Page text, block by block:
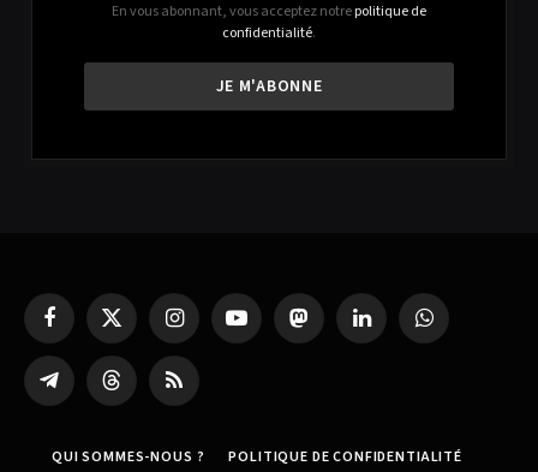
En vous abonnant, vous acceptez notrepolitique de
confidentialité.
FacebookX
(Twitter)
InstagramYouTube MastodonLinkedIn WhatsApp
Partager
sur
Threads RSS
QUI SOMMES-NOUS ? POLITIQUE DE CONFIDENTIALITÉ